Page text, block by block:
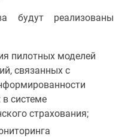
будут реализованы
пилотных моделей
связанных с
системе
страхования;